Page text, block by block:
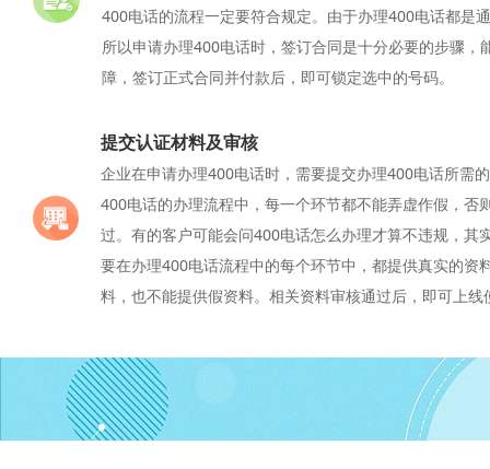
400电话的流程一定要符合规定。由于办理400电话都是
所以申请办理400电话时，签订合同是十分必要的步骤，
障，签订正式合同并付款后，即可锁定选中的号码。
提交认证材料及审核
企业在申请办理400电话时，需要提交办理400电话所需
400电话的办理流程中，每一个环节都不能弄虚作假，否
过。有的客户可能会问400电话怎么办理才算不违规，其
要在办理400电话流程中的每个环节中，都提供真实的资
料，也不能提供假资料。相关资料审核通过后，即可上线